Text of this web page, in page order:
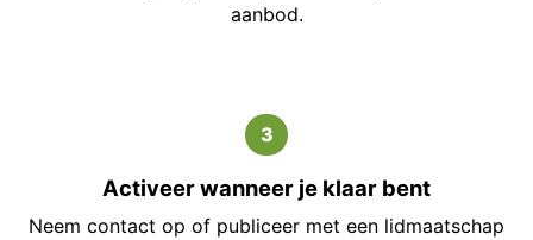
aanbod.
3
Activeer wanneer je klaar bent
Neem contact op of publiceer met een lidmaatschap